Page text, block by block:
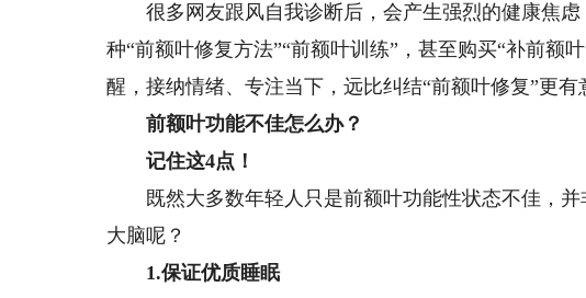
很多网友跟风自我诊断后，会产生强烈的健康焦虑
种“前额叶修复方法”“前额叶训练”，甚至购买“补前额
醒，接纳情绪、专注当下，远比纠结“前额叶修复”更有
前额叶功能不佳怎么办？
记住这4点！
既然大多数年轻人只是前额叶功能性状态不佳，并
大脑呢？
1.保证优质睡眠